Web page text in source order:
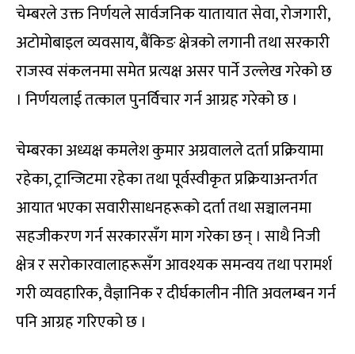
चेम्बरले उक्त निर्णयले सार्वजनिक यातायात सेवा, रोजगारी,
अटोमोबाइल व्यवसाय, बैंकिङ क्षेत्रको लगानी तथा सरकारी
राजस्व संकलनमा समेत प्रत्यक्ष असर पार्ने उल्लेख गरेको छ
। निर्णयलाई तत्काल पुनर्विचार गर्न आग्रह गरेको छ ।
चेम्बरका अध्यक्ष कमलेश कुमार अग्रवालले दर्ता प्रक्रियामा
रहेका, ट्रान्जिटमा रहेका तथा पूर्वस्वीकृत प्रक्रियाअन्तर्गत
आयात भएका सवारीसाधनहरूको दर्ता तथा सञ्चालनमा
सहजीकरण गर्न सरकारसँग माग गरेका छन् । साथै निजी
क्षेत्र र सरोकारवालाहरूसँग आवश्यक समन्वय तथा परामर्श
गरी व्यवहारिक, वैज्ञानिक र दीर्घकालीन नीति अवलम्बन गर्न
पनि आग्रह गरिएको छ ।